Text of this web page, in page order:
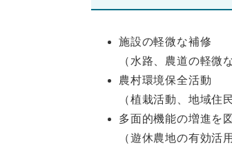
施設の軽微な補修
（水路、農道の軽微
農村環境保全活動
（植栽活動、地域住
多面的機能の増進を
（遊休農地の有効活